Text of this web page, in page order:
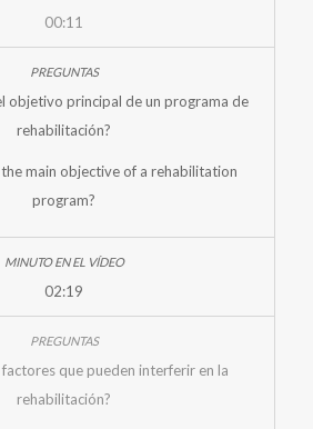
00:11
objetivo principal de un programa de
rehabilitación?
main objective of a rehabilitation
program?
02:19
factores que pueden interferir en la
rehabilitación?